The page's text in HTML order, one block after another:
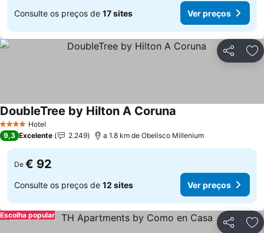
Consulte os preços de 17 sites Ver preços
Partilhar
4 EstrelasHotel
DoubleTree by Hilton A Coruna
9,3 Excelente 2.249 a 1.8 km de Obelisco Millenium
De € 92
Consulte os preços de 12 sites Ver preços
Partilhar
Escolha popular